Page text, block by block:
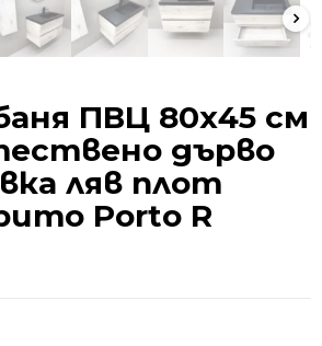
ПВЦ 80х45 см
дърво
ляв плот
Porto R